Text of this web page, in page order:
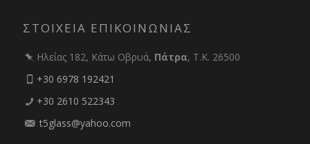
ΣΤΟΙΧΕΙΑ ΕΠΙΚΟΙΝΩΝΙΑΣ
Ηλείας 182, Κάτω Οβρυά, Πάτρα, Τ.Κ. 26500
+30 6978 192421
+30 2610 522343
t5glass@yahoo.com